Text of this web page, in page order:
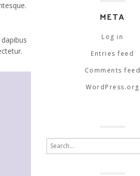
META
Log in
Entries feed
Comments feed
WordPress.org
for: